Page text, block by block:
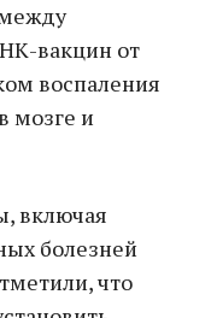
вакцин от
воспаления
мозге и
включая
болезней
что